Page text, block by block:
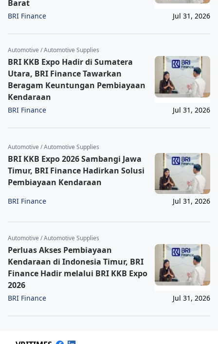
Barat
BRI Finance Jul 31, 2026
Automotive / Automotive Supplies
BRI KKB Expo Hadir di Sumatera
Utara, BRI Finance Tawarkan
Beragam Keuntungan Pembiayaan
Kendaraan
BRI Finance Jul 31, 2026
Automotive / Automotive Supplies
BRI KKB Expo 2026 Sambangi Jawa
Timur, BRI Finance Hadirkan Solusi
Pembiayaan Kendaraan
BRI Finance Jul 31, 2026
Automotive / Automotive Supplies
Perluas Akses Pembiayaan
Kendaraan di Indonesia Timur, BRI
Finance Hadir melalui BRI KKB Expo
2026
BRI Finance Jul 31, 2026